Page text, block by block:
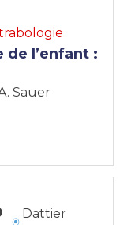
de l’enfant :
Sauer
Dattier